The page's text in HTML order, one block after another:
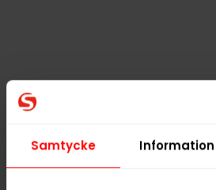
Samtycke Information
299,90 kr
29,99 kr /dosa